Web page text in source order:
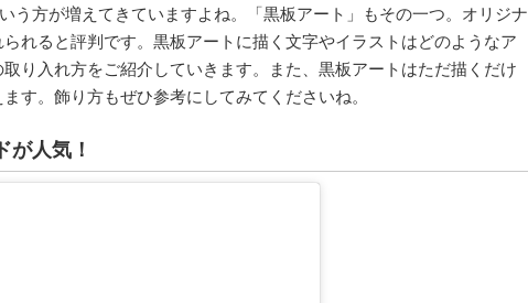
う方が増えてきていますよね。「黒板アート」もその一つ。オリジナ
れると評判です。黒板アートに描く文字やイラストはどのようなア
り入れ方をご紹介していきます。また、黒板アートはただ描くだけ
す。飾り方もぜひ参考にしてみてくださいね。
が人気！